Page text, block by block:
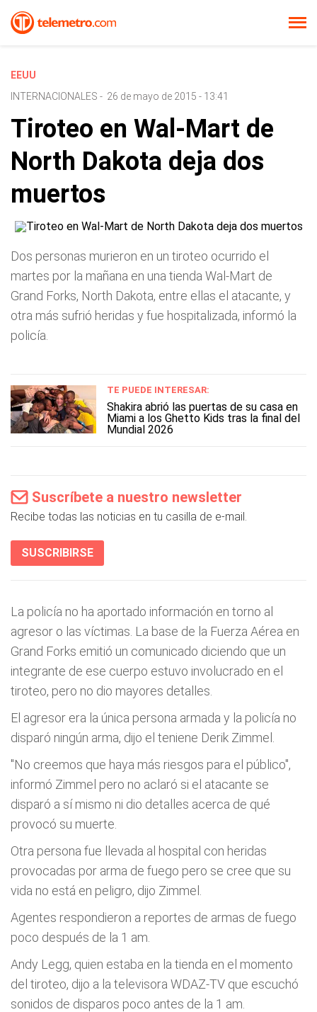
EEUU
INTERNACIONALES - 26 de mayo de 2015 - 13:41
Tiroteo en Wal-Mart de
North Dakota deja dos
muertos
Dos personas murieron en un tiroteo ocurrido el
martes por la mañana en una tienda Wal-Mart de
Grand Forks, North Dakota, entre ellas el atacante, y
otra más sufrió heridas y fue hospitalizada, informó la
policía.
TE PUEDE INTERESAR:
Shakira abrió las puertas de su casa en
Miami a los Ghetto Kids tras la final del
Mundial 2026
Suscríbete a nuestro newsletter
Recibe todas las noticias en tu casilla de e-mail.
SUSCRIBIRSE
La policía no ha aportado información en torno al
agresor o las víctimas. La base de la Fuerza Aérea en
Grand Forks emitió un comunicado diciendo que un
integrante de ese cuerpo estuvo involucrado en el
tiroteo, pero no dio mayores detalles.
El agresor era la única persona armada y la policía no
disparó ningún arma, dijo el teniene Derik Zimmel.
"No creemos que haya más riesgos para el público",
informó Zimmel pero no aclaró si el atacante se
disparó a sí mismo ni dio detalles acerca de qué
provocó su muerte.
Otra persona fue llevada al hospital con heridas
provocadas por arma de fuego pero se cree que su
vida no está en peligro, dijo Zimmel.
Agentes respondieron a reportes de armas de fuego
poco después de la 1 am.
Andy Legg, quien estaba en la tienda en el momento
del tiroteo, dijo a la televisora WDAZ-TV que escuchó
sonidos de disparos poco antes de la 1 am.